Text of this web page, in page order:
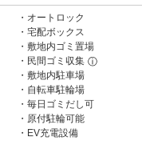
オートロック
宅配ボックス
敷地内ゴミ置場
民間ゴミ収集 ⓘ
敷地内駐車場
自転車駐輪場
毎日ゴミだし可
原付駐輪可能
EV充電設備